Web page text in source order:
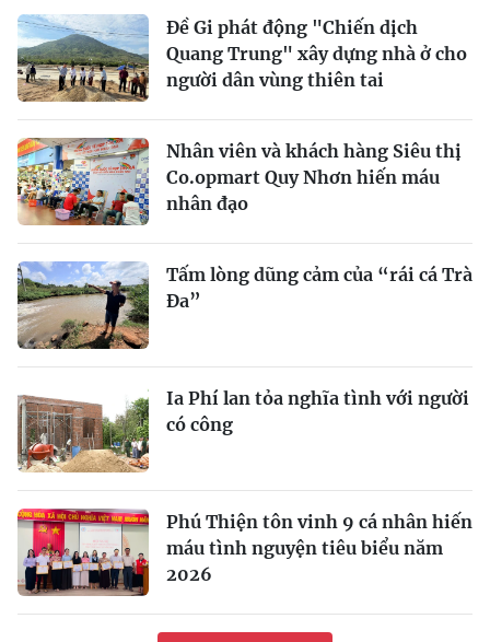
Đề Gi phát động "Chiến dịch
Quang Trung" xây dựng nhà ở cho
người dân vùng thiên tai
Nhân viên và khách hàng Siêu thị
Co.opmart Quy Nhơn hiến máu
nhân đạo
Tấm lòng dũng cảm của “rái cá Trà
Đa”
Ia Phí lan tỏa nghĩa tình với người
có công
Phú Thiện tôn vinh 9 cá nhân hiến
máu tình nguyện tiêu biểu năm
2026